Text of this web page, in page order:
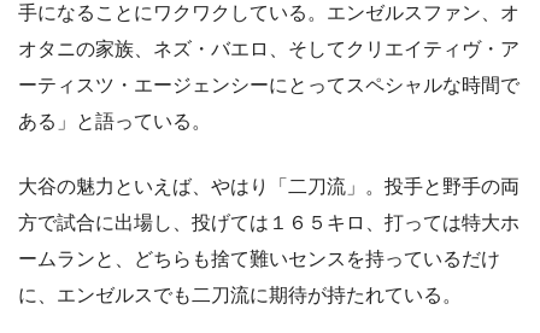
手になることにワクワクしている。エンゼルスファン、オ
オタニの家族、ネズ・バエロ、そしてクリエイティヴ・ア
ーティスツ・エージェンシーにとってスペシャルな時間で
ある」
と語っている。
大谷の魅力といえば、やはり 「二刀流」
。投手と野手の両
方で試合に出場し、投げては１６５キロ、打っては特大ホ
ームランと、どちらも捨て難いセンスを持っているだけ
に、エンゼルスでも二刀流に期待が持たれている。